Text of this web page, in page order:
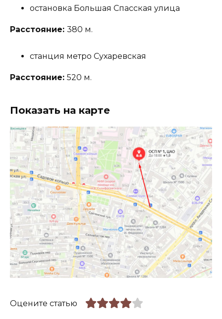
остановка Большая Спасская улица
Расстояние: 380 м.
станция метро Сухаревская
Расстояние: 520 м.
Показать на карте
Оцените статью